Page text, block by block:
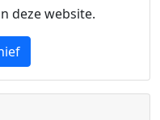
deze website.